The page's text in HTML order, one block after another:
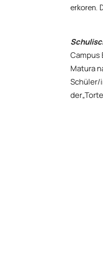
erkoren.
Campus
Matura
Schüler/